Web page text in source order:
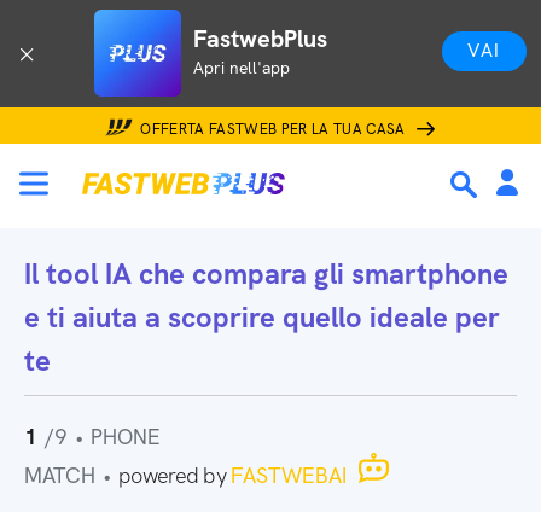
FastwebPlus
Apri nell'app
VAI
OFFERTA FASTWEB PER LA TUA CASA
Il tool IA che compara gli smartphone
e ti aiuta a scoprire quello ideale per
te
1 /9 • PHONE
MATCH • powered byFASTWEBAI